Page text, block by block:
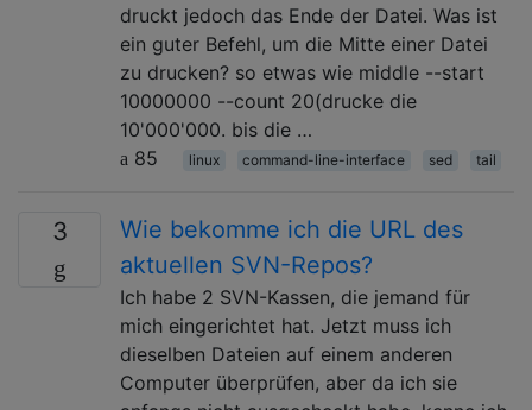
druckt jedoch das Ende der Datei. Was ist
ein guter Befehl, um die Mitte einer Datei
zu drucken? so etwas wie middle --start
10000000 --count 20(drucke die
10'000'000. bis die …
85
linux command-line-interface sed tail
3
Wie bekomme ich die URL des
aktuellen SVN-Repos?
Ich habe 2 SVN-Kassen, die jemand für
mich eingerichtet hat. Jetzt muss ich
dieselben Dateien auf einem anderen
Computer überprüfen, aber da ich sie